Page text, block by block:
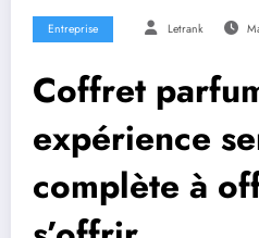
Entreprise Letrank
Coffret
expérience
complète à